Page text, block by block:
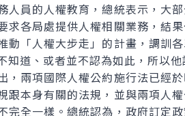
員的人權教育，總統表示，大部
求各局處提供人權相關業務，結
動「人權大步走」的計畫，調訓
知道、或者並不認為如此，所以
兩項國際人權公約施行法已經於
跟本身有關的法規，並與兩項人
完全一樣。總統認為，政府訂定